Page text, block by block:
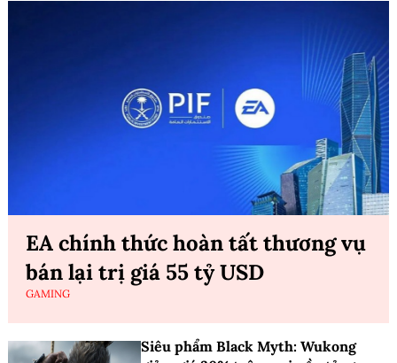
EA chính thức hoàn tất thương vụ
bán lại trị giá 55 tỷ USD
GAMING
Siêu phẩm Black Myth: Wukong